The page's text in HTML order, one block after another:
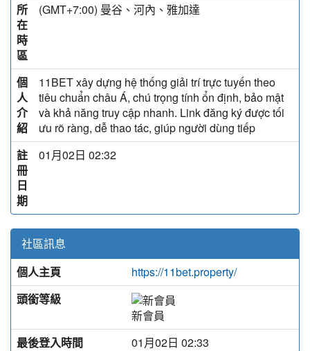
所
在
時
區
(GMT+7:00) 曼谷、河內、雅加達
個
人
介
紹
11BET xây dựng hệ thống giải trí trực tuyến theo
tiêu chuẩn châu Á, chú trọng tính ổn định, bảo mật
và khả năng truy cập nhanh. Link đăng ký được tối
ưu rõ ràng, dễ thao tác, giúp người dùng tiếp
註
冊
日
期
01月02日 02:32
社區訊息
個人主頁
https://11bet.property/
頭銜等級
新會員
最後登入時間
01月02日 02:33